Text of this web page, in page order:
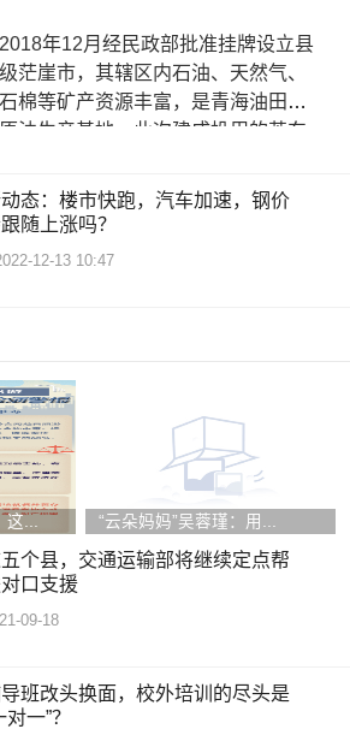
2018年12月经民政部批准挂牌设立县
级茫崖市，其辖区内石油、天然气、
石棉等矿产资源丰富，是青海油田的
原油生产基地。此次建成投用的英东
态：楼市快跑，汽车加速，钢价
随上涨吗？
12-13 10:47
这... “云朵妈妈”吴蓉瑾：用...
个县，交通运输部将继续定点帮
口支援
09-18
班改头换面，校外培训的尽头是
对一”？